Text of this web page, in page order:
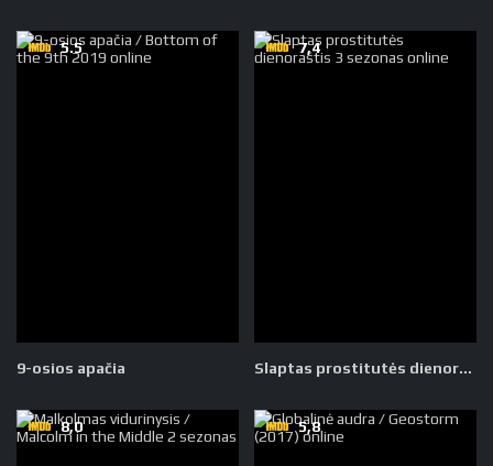
9-osios apačia
5.5
Slaptas prostitutės dienoraštis 3 sezonas
7,4
8,0 5,8